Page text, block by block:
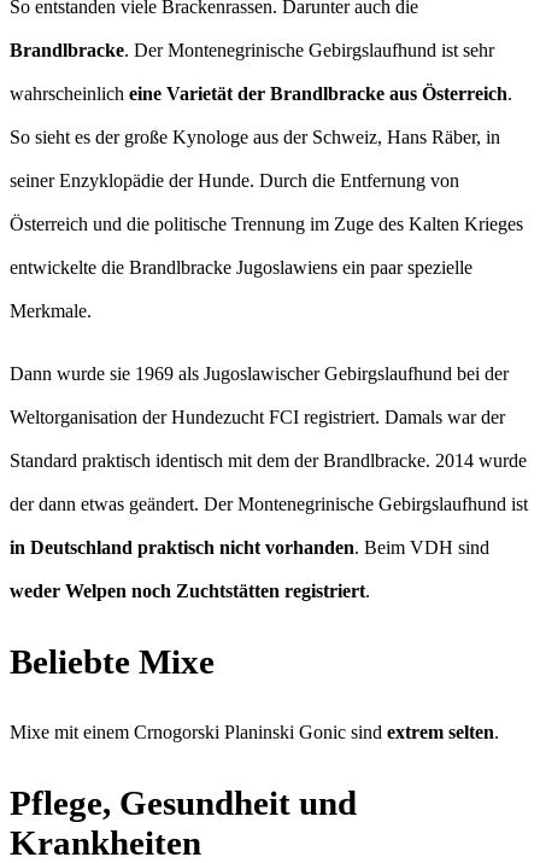
So entstanden viele Brackenrassen. Darunter auch die
Brandlbracke. Der Montenegrinische Gebirgslaufhund ist sehr
wahrscheinlich eine Varietät der Brandlbracke aus Österreich.
So sieht es der große Kynologe aus der Schweiz, Hans Räber, in
seiner Enzyklopädie der Hunde. Durch die Entfernung von
Österreich und die politische Trennung im Zuge des Kalten Krieges
entwickelte die Brandlbracke Jugoslawiens ein paar spezielle
Merkmale.
Dann wurde sie 1969 als Jugoslawischer Gebirgslaufhund bei der
Weltorganisation der Hundezucht FCI registriert. Damals war der
Standard praktisch identisch mit dem der Brandlbracke. 2014 wurde
der dann etwas geändert. Der Montenegrinische Gebirgslaufhund ist
in Deutschland praktisch nicht vorhanden. Beim VDH sind
weder Welpen noch Zuchtstätten registriert.
Beliebte Mixe
Mixe mit einem Crnogorski Planinski Gonic sind extrem selten.
Pflege, Gesundheit und
Krankheiten